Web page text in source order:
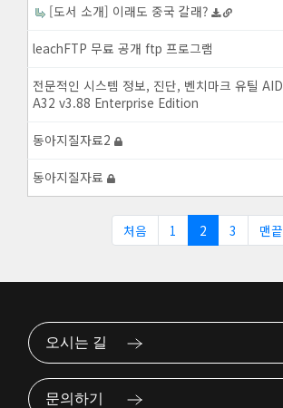
[도서 소개] 이래도 중국 갈래?
leachFTP 무료 공개 ftp 프로그램
전문적인 시스템 정보, 진단, 벤치마크 유틸 AID
A32 v3.88 Enterprise Edition
동아지질자료2
동아지질자료
처음 1 2 3 맨끝
오시는 길
문의하기